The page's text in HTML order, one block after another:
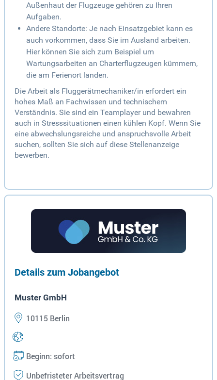
Außenhaut der Flugzeuge gehören zu Ihren
Aufgaben.
Andere Standorte: Je nach Einsatzgebiet kann es
auch vorkommen, dass Sie im Ausland arbeiten.
Hier können Sie sich zum Beispiel um
Wartungsarbeiten an Charterflugzeugen kümmern,
die am Ferienort landen.
Die Arbeit als Fluggerätmechaniker/in erfordert ein
hohes Maß an Fachwissen und technischem
Verständnis. Sie sind ein Teamplayer und bewahren
auch in Stresssituationen einen kühlen Kopf. Wenn Sie
eine abwechslungsreiche und anspruchsvolle Arbeit
suchen, sollten Sie sich auf diese Stellenanzeige
bewerben.
Details zum Jobangebot
Muster GmbH
10115 Berlin
Beginn: sofort
Unbefristeter Arbeitsvertrag